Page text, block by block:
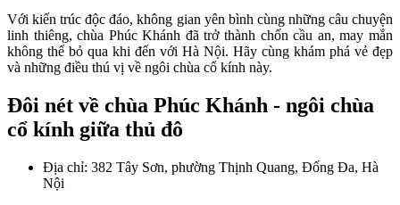
Với kiến trúc độc đáo, không gian yên bình cùng những câu chuyện
linh thiêng, chùa Phúc Khánh đã trở thành chốn cầu an, may mắn
không thể bỏ qua khi đến với Hà Nội. Hãy cùng khám phá vẻ đẹp
và những điều thú vị về ngôi chùa cổ kính này.
Đôi nét về chùa Phúc Khánh - ngôi chùa
cổ kính giữa thủ đô
Địa chỉ: 382 Tây Sơn, phường Thịnh Quang, Đống Đa, Hà
Nội